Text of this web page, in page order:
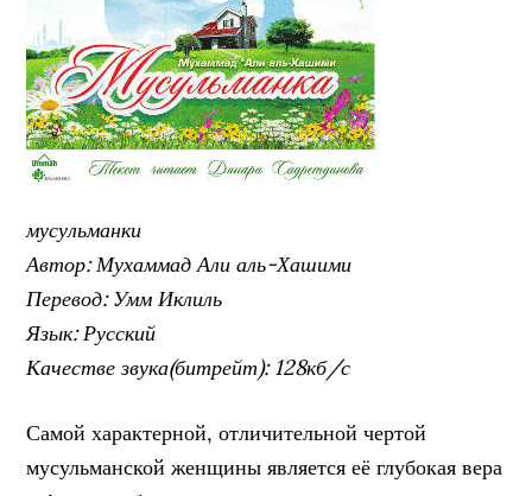
мусульманки
Автор: Мухаммад Али аль-Хашими
Перевод: Умм Иклиль
Язык: Русский
Качестве звука(битрейт): 128кб/с
Самой характерной, отличительной чертой
мусульманской женщины является её глубокая вера